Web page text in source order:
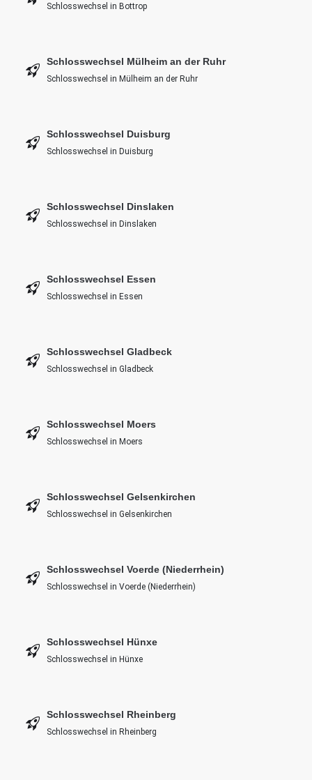
Schlosswechsel in Bottrop
Schlosswechsel Mülheim an der Ruhr
Schlosswechsel in Mülheim an der Ruhr
Schlosswechsel Duisburg
Schlosswechsel in Duisburg
Schlosswechsel Dinslaken
Schlosswechsel in Dinslaken
Schlosswechsel Essen
Schlosswechsel in Essen
Schlosswechsel Gladbeck
Schlosswechsel in Gladbeck
Schlosswechsel Moers
Schlosswechsel in Moers
Schlosswechsel Gelsenkirchen
Schlosswechsel in Gelsenkirchen
Schlosswechsel Voerde (Niederrhein)
Schlosswechsel in Voerde (Niederrhein)
Schlosswechsel Hünxe
Schlosswechsel in Hünxe
Schlosswechsel Rheinberg
Schlosswechsel in Rheinberg